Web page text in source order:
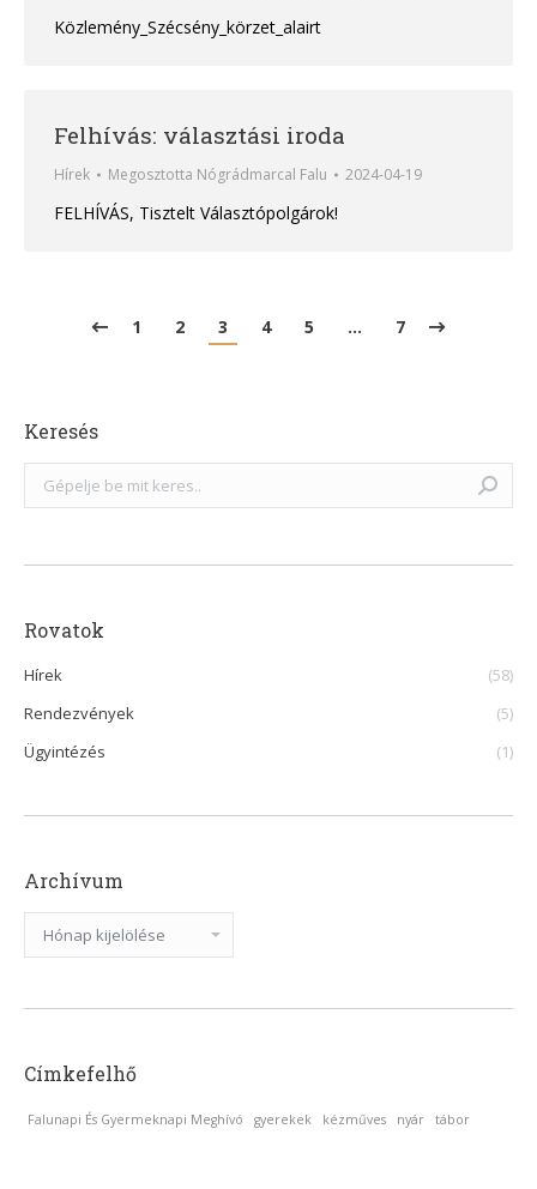
Közlemény_Szécsény_körzet_alairt
Felhívás: választási iroda
Hírek Megosztotta Nógrádmarcal Falu 2024-04-19
FELHÍVÁS, Tisztelt Választópolgárok!
1 2 3 4 5 … 7
Keresés
Search:
Rovatok
Hírek
(58)
Rendezvények
(5)
Ügyintézés
(1)
Archívum
Archívum
Címkefelhő
Falunapi És Gyermeknapi Meghívó gyerekek kézműves nyár tábor